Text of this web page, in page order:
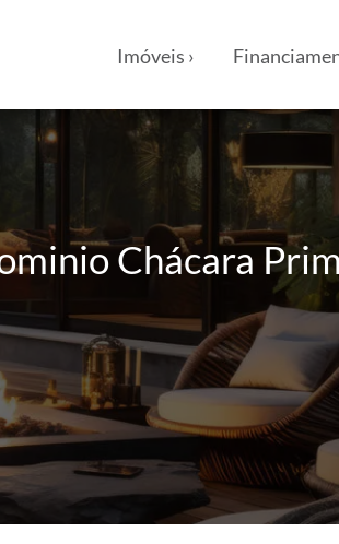
Imóveis ›
Chácara